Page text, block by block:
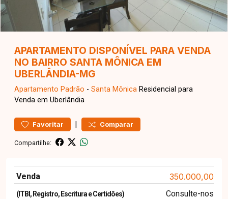
APARTAMENTO DISPONÍVEL PARA VENDA
NO BAIRRO SANTA MÔNICA EM
UBERLÂNDIA-MG
Apartamento Padrão - Santa Mônica Residencial para
Venda em Uberlândia
Favoritar | Comparar
Compartilhe:
Venda 350.000,00
(ITBI, Registro, Escritura e Certidões) Consulte-nos